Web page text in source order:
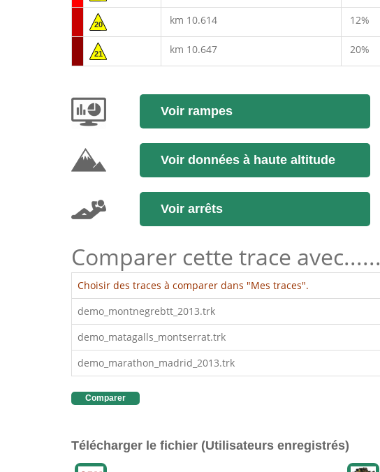
20 km 10.614 12%
21 km 10.647 20%
Voir rampes
Voir données à haute altitude
Voir arrêts
Comparer cette trace avec......
Choisir des traces à comparer dans "Mes traces".
demo_montnegrebtt_2013.trk
demo_matagalls_montserrat.trk
demo_marathon_madrid_2013.trk
Comparer
Télécharger le fichier (Utilisateurs enregistrés)